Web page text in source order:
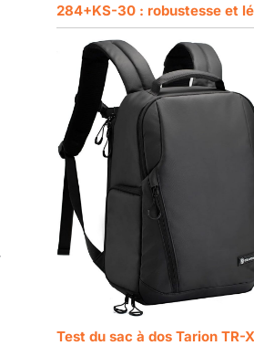
284+KS-30 : robustesse et
Test du sac à dos Tarion TR-